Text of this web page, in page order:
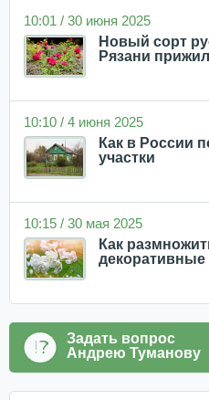
10:01 / 30 июня 2025
Новый сорт
Рязани
10:10 / 4 июня 2025
Как в России
участки
10:15 / 30 мая 2025
Как
декоративные
Задать вопрос
Андрею Туманову